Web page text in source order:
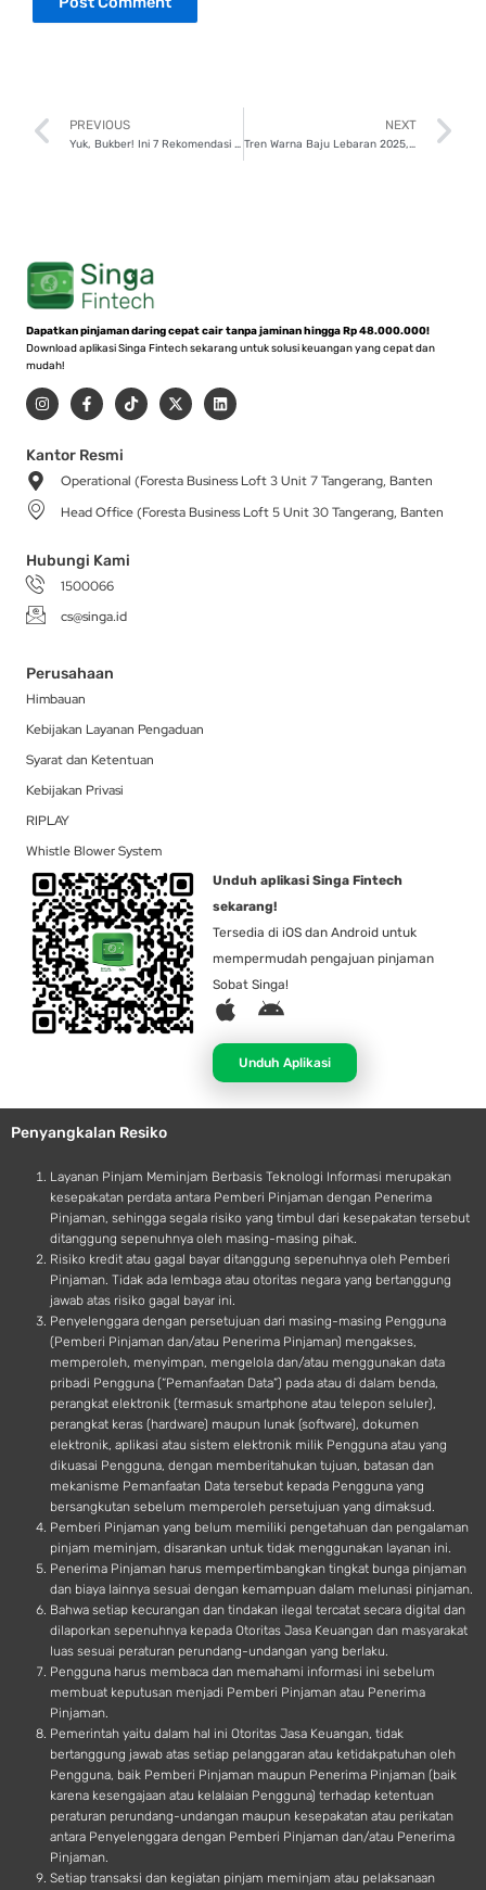
Prev
PREVIOUS
Yuk, Bukber! Ini 7 Rekomendasi Tempat Makan di Jakarta Barat
NEXT
Tren Warna Baju Lebaran 2025, Kamu Pilih yang Mana?
Dapatkan pinjaman daring cepat cair tanpa jaminan hingga Rp 48.000.000!
Download aplikasi Singa Fintech sekarang untuk solusi keuangan yang cepat dan
mudah!
I
n
s
a
g
r
a
m
F
a
c
b
o
-
T
i
k
X
-
t
t
r
L
i
n
i
Kantor Resmi
Operational (Foresta Business Loft 3 Unit 7 Tangerang, Banten
Head Office (Foresta Business Loft 5 Unit 30 Tangerang, Banten
Hubungi Kami
1500066
cs@singa.id
Perusahaan
Himbauan
Kebijakan Layanan Pengaduan
Syarat dan Ketentuan
Kebijakan Privasi
RIPLAY
Whistle Blower System
Unduh aplikasi Singa Fintech
sekarang!
Tersedia di iOS dan Android untuk
mempermudah pengajuan pinjaman
Sobat Singa!
A
p
l
e
A
d
r
o
d
Unduh Aplikasi
Penyangkalan Resiko
Layanan Pinjam Meminjam Berbasis Teknologi Informasi merupakan
kesepakatan perdata antara Pemberi Pinjaman dengan Penerima
Pinjaman, sehingga segala risiko yang timbul dari kesepakatan tersebut
ditanggung sepenuhnya oleh masing-masing pihak.
Risiko kredit atau gagal bayar ditanggung sepenuhnya oleh Pemberi
Pinjaman. Tidak ada lembaga atau otoritas negara yang bertanggung
jawab atas risiko gagal bayar ini.
Penyelenggara dengan persetujuan dari masing-masing Pengguna
(Pemberi Pinjaman dan/atau Penerima Pinjaman) mengakses,
memperoleh, menyimpan, mengelola dan/atau menggunakan data
pribadi Pengguna (“Pemanfaatan Data”) pada atau di dalam benda,
perangkat elektronik (termasuk smartphone atau telepon seluler),
perangkat keras (hardware) maupun lunak (software), dokumen
elektronik, aplikasi atau sistem elektronik milik Pengguna atau yang
dikuasai Pengguna, dengan memberitahukan tujuan, batasan dan
mekanisme Pemanfaatan Data tersebut kepada Pengguna yang
bersangkutan sebelum memperoleh persetujuan yang dimaksud.
Pemberi Pinjaman yang belum memiliki pengetahuan dan pengalaman
pinjam meminjam, disarankan untuk tidak menggunakan layanan ini.
Penerima Pinjaman harus mempertimbangkan tingkat bunga pinjaman
dan biaya lainnya sesuai dengan kemampuan dalam melunasi pinjaman.
Bahwa setiap kecurangan dan tindakan ilegal tercatat secara digital dan
dilaporkan sepenuhnya kepada Otoritas Jasa Keuangan dan masyarakat
luas sesuai peraturan perundang-undangan yang berlaku.
Pengguna harus membaca dan memahami informasi ini sebelum
membuat keputusan menjadi Pemberi Pinjaman atau Penerima
Pinjaman.
Pemerintah yaitu dalam hal ini Otoritas Jasa Keuangan, tidak
bertanggung jawab atas setiap pelanggaran atau ketidakpatuhan oleh
Pengguna, baik Pemberi Pinjaman maupun Penerima Pinjaman (baik
karena kesengajaan atau kelalaian Pengguna) terhadap ketentuan
peraturan perundang-undangan maupun kesepakatan atau perikatan
antara Penyelenggara dengan Pemberi Pinjaman dan/atau Penerima
Pinjaman.
Setiap transaksi dan kegiatan pinjam meminjam atau pelaksanaan